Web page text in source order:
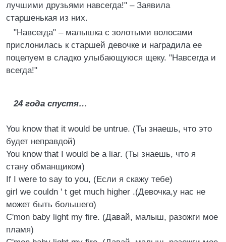
лучшими друзьями навсегда!" – Заявила
старшенькая из них.
"Навсегда" – малышка с золотыми волосами
прислонилась к старшей девочке и наградила ее
поцелуем в сладко улыбающуюся щеку. "Навсегда и
всегда!"
24 года спустя…
You know that it would be untrue. (Ты знаешь, что это
будет неправдой)
You know that I would be a liar. (Ты знаешь, что я
стану обманщиком)
If I were to say to you, (Если я скажу тебе)
girl we couldn ' t get much higher .(Девочка,у нас не
может быть большего)
C'mon baby light my fire. (Давай, малыш, разожги мое
пламя)